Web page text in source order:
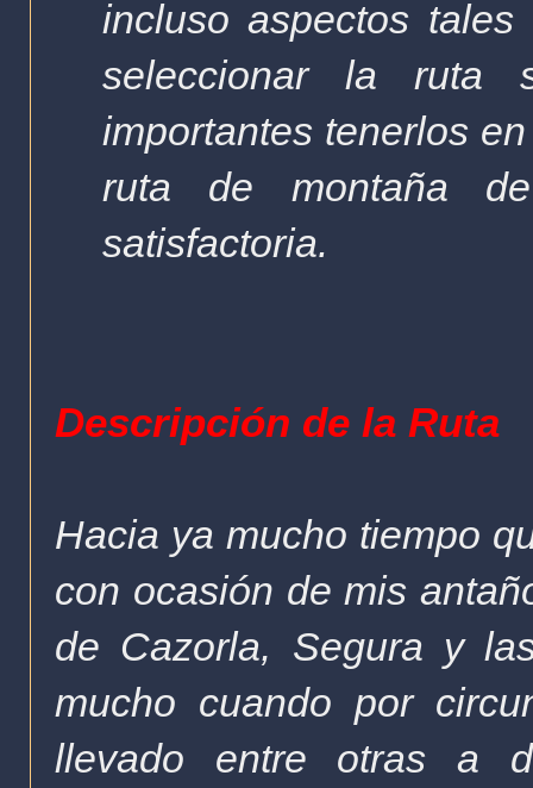
incluso aspectos
seleccionar la ruta
importantes tenerlos
ruta de montaña
satisfactoria.
Descripción de la Ruta
Hacia ya mucho tiempo
con ocasión de mis
de Cazorla, Segura y
mucho cuando por
llevado entre otras a